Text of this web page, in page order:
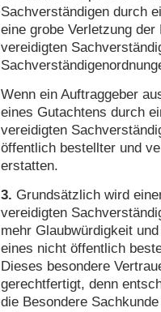
Sachverständigen durch
eine grobe Verletzung
vereidigten
Wenn ein Auftraggeber
eines Gutachtens durch
vereidigten
öffentlich bestellter und
erstatten.
3. Grundsätzlich wird
vereidigten
mehr Glaubwürdigkeit
eines nicht öffentlich
Dieses besondere
gerechtfertigt, denn
die Besondere